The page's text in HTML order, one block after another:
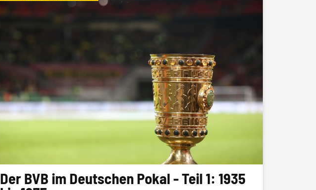
Der BVB im Deutschen Pokal - Teil 1: 1935